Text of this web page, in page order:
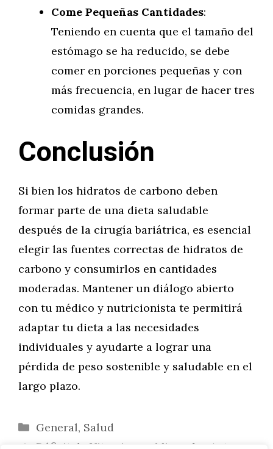
Come Pequeñas Cantidades:
Teniendo en cuenta que el tamaño del
estómago se ha reducido, se debe
comer en porciones pequeñas y con
más frecuencia, en lugar de hacer tres
comidas grandes.
Conclusión
Si bien los hidratos de carbono deben
formar parte de una dieta saludable
después de la cirugía bariátrica, es esencial
elegir las fuentes correctas de hidratos de
carbono y consumirlos en cantidades
moderadas. Mantener un diálogo abierto
con tu médico y nutricionista te permitirá
adaptar tu dieta a las necesidades
individuales y ayudarte a lograr una
pérdida de peso sostenible y saludable en el
largo plazo.
Categorías
General, Salud